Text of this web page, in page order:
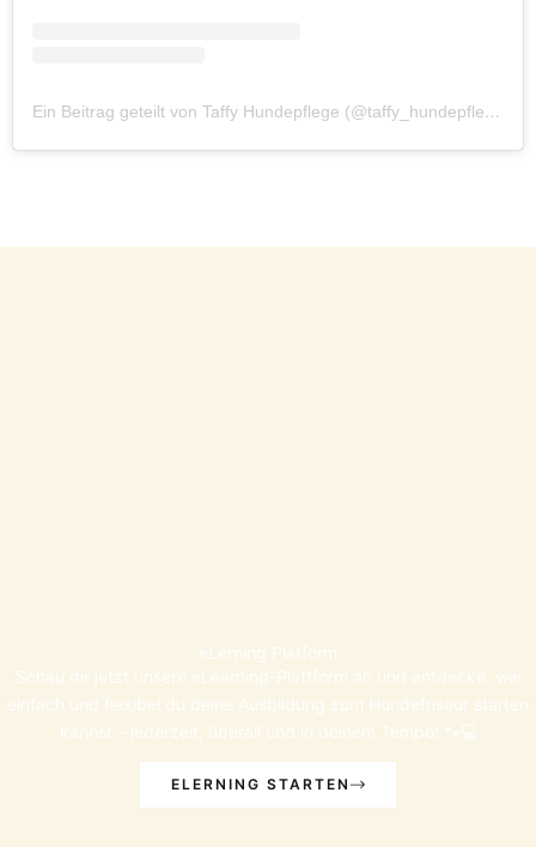
Ein Beitrag geteilt von Taffy Hundepflege (@taffy_hundepflege_und_mehr)
eLerning Platform
Schau dir jetzt unsere eLearning-Plattform an und entdecke, wie
einfach und flexibel du deine Ausbildung zum Hundefriseur starten
kannst – jederzeit, überall und in deinem Tempo! 🐾💻
ELERNING STARTEN